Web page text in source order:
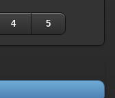
4 5